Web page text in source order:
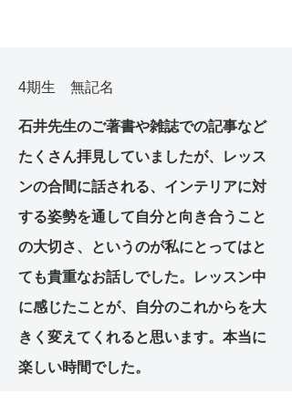
4期生 無記名
石井先生のご著書や雑誌での記事など
たくさん拝見していましたが、レッス
ンの合間に話される、インテリアに対
する姿勢を通して自分と向き合うこと
の大切さ、というのが私にとってはと
ても貴重なお話しでした。レッスン中
に感じたことが、自分のこれからを大
きく変えてくれると思います。本当に
楽しい時間でした。